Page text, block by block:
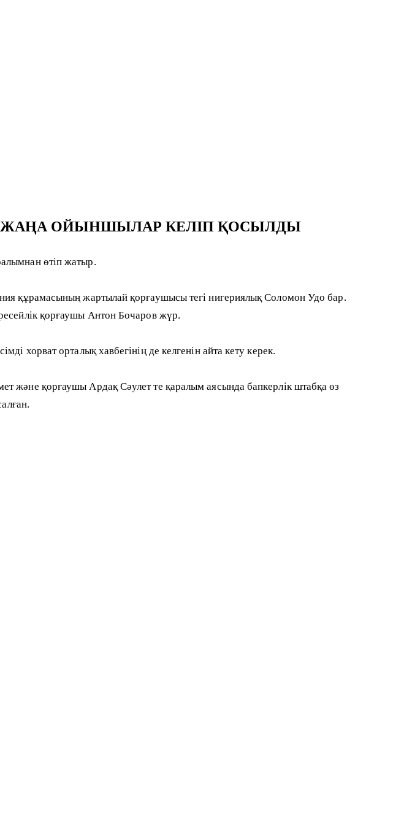
ЖАҢА ОЙЫНШЫЛАР КЕЛІП ҚОСЫЛДЫ
өтіп жатыр.
құрамасының жартылай қорғаушысы тегі нигериялық Соломон Удо бар.
қорғаушы Антон Бочаров жүр.
хорват орталық хавбегінің де келгенін айта кету керек.
қорғаушы Ардақ Сәулет те қаралым аясында бапкерлік штабқа өз